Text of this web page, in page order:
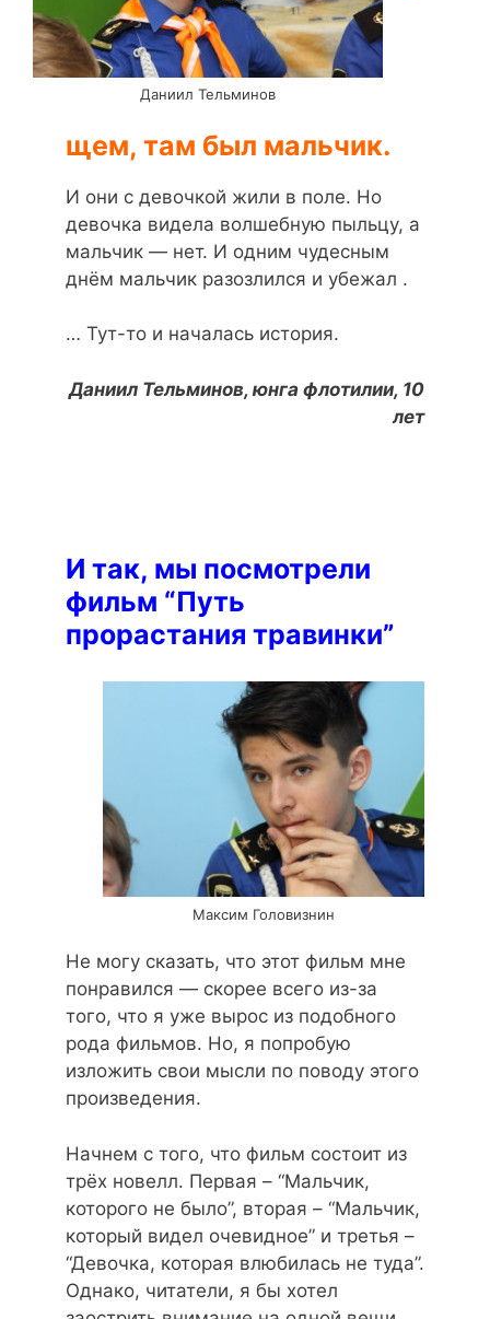
Даниил Тельминов
щем, там был мальчик.
И они с девочкой жили в поле. Но
девочка видела волшебную пыльцу, а
мальчик — нет. И одним чудесным
днём мальчик разозлился и убежал .
… Тут-то и началась история.
Даниил Тельминов, юнга флотилии, 10
лет
И так, мы посмотрели
фильм “Путь
прорастания травинки”
Максим Головизнин
Не могу сказать, что этот фильм мне
понравился — скорее всего из-за
того, что я уже вырос из подобного
рода фильмов. Но, я попробую
изложить свои мысли по поводу этого
произведения.
Начнем с того, что фильм состоит из
трёх новелл. Первая – “Мальчик,
которого не было”, вторая – “Мальчик,
который видел очевидное” и третья –
“Девочка, которая влюбилась не туда”.
Однако, читатели, я бы хотел